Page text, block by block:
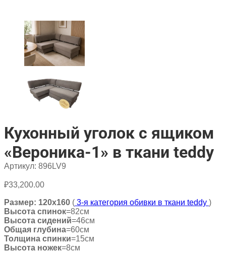
Кухонный уголок с ящиком
«Вероника-1» в ткани teddy
Артикул: 896LV9
₽33,200.00
Размер: 120х160 ( 3-я категория обивки в ткани teddy )
Высота спинок=82см
Высота сидений=46см
Общая глубина=60см
Толщина спинки=15см
Высота ножек=8см